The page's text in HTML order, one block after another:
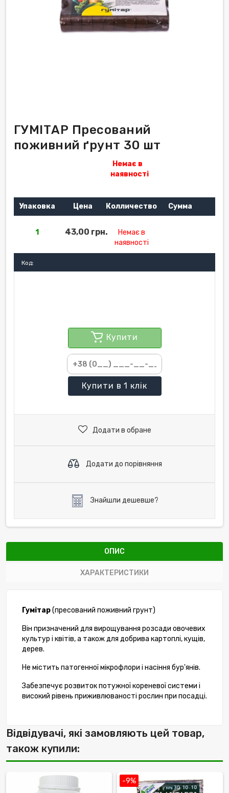
ГУМІТАР Пресований
поживний ґрунт 30 шт
Немає в
наявності
Упаковка Цена Колличество Сумма
1 43,00 грн.
Немає в
наявності
Код:
Купити
Купити в 1 клік
Додати в обране
Додати до порівняння
Знайшли дешевше?
ОПИС
ХАРАКТЕРИСТИКИ
Гумітар(пресований поживний грунт)
Він призначений для вирощування розсади овочевих
культур і квітів, а також для добрива картоплі, кущів,
дерев.
Не містить патогенної мікрофлори і насіння бур'янів.
Забезпечує розвиток потужної кореневої системи і
високий рівень приживлюваності рослин при посадці.
Відвідувачі, які замовляють цей товар,
також купили:
-9%